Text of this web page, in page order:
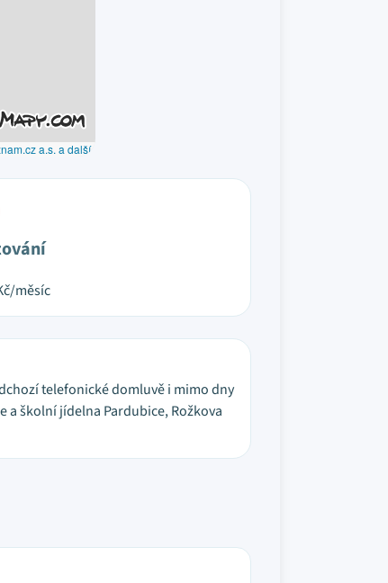
a.s. a další
měsíc
telefonické domluvě i mimo dny
školní jídelna Pardubice, Rožkova